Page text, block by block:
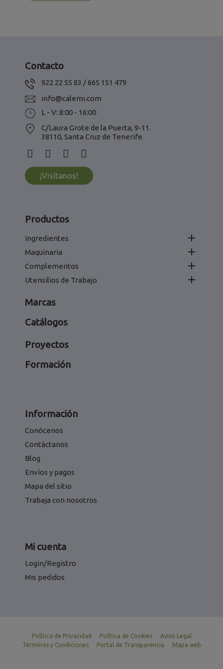
Contacto
922 22 55 83 / 665 151 479
info@calemi.com
L - V: 8:00 - 16:00
C/Laura Grote de la Puerta, 9-11.
38110, Santa Cruz de Tenerife
¡Visítanos!
Productos
Ingredientes 
Maquinaria 
Complementos 
Utensilios de Trabajo 
Marcas
Catálogos
Proyectos
Formación
Información
Conócenos
Contáctanos
Blog
Envíos y pagos
Mapa del sitio
Trabaja con nosotros
Mi cuenta
Login/Registro
Mis pedidos
Política de Privacidad Política de Cookies
Aviso Legal
Términos y Condiciones
Portal de Transparencia Mapa web